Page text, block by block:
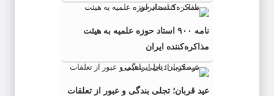
نامه ۹۰۰ استاد حوزه علمیه به هیئت
مذاکره‌کننده ایران
عید قربان؛ تجلی بندگی و عبور از تعلقات